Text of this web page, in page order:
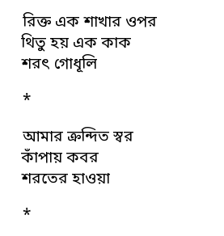
রিক্ত এক শাখার ওপর
থিতু হয় এক কাক
শরৎ গোধূলি
*
আমার ক্রন্দিত স্বর
কাঁপায় কবর
শরতের হাওয়া
*